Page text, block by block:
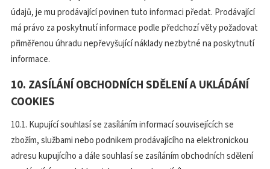
údajů, je mu prodávající povinen tuto informaci předat. Prodávající
má právo za poskytnutí informace podle předchozí věty požadovat
přiměřenou úhradu nepřevyšující náklady nezbytné na poskytnutí
informace.
10. ZASÍLÁNÍ OBCHODNÍCH SDĚLENÍ A UKLÁDÁNÍ
COOKIES
10.1. Kupující souhlasí se zasíláním informací souvisejících se
zbožím, službami nebo podnikem prodávajícího na elektronickou
adresu kupujícího a dále souhlasí se zasíláním obchodních sdělení